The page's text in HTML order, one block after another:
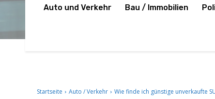
Auto und Verkehr Bau / Immobilien
Startseite Auto / Verkehr Wie finde ich günstige unverkaufte